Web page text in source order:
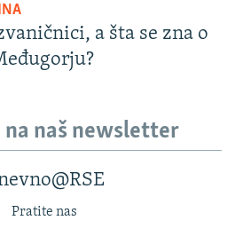
a šta se zna o
naš newsletter
Pratite nas